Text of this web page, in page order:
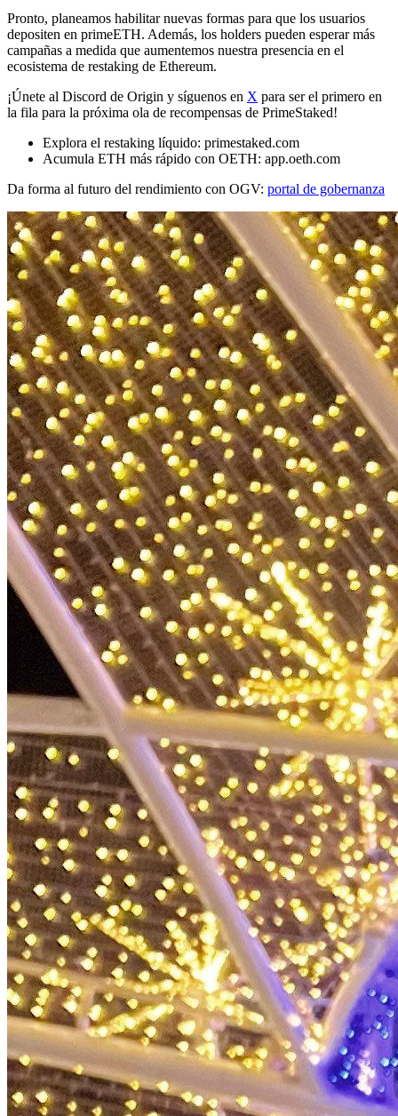
Pronto, planeamos habilitar nuevas formas para que los usuarios
depositen en primeETH. Además, los holders pueden esperar más
campañas a medida que aumentemos nuestra presencia en el
ecosistema de restaking de Ethereum.
¡Únete al Discord de Origin y síguenos en X para ser el primero en
la fila para la próxima ola de recompensas de PrimeStaked!
Explora el restaking líquido: primestaked.com
Acumula ETH más rápido con OETH: app.oeth.com
Da forma al futuro del rendimiento con OGV: portal de gobernanza